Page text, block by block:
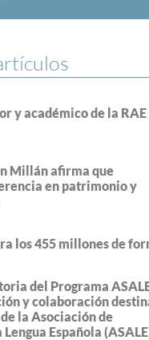
y académico de la RAE
Millán afirma que
en patrimonio y
los 455 millones de
del Programa
y colaboración
la Asociación de
Española